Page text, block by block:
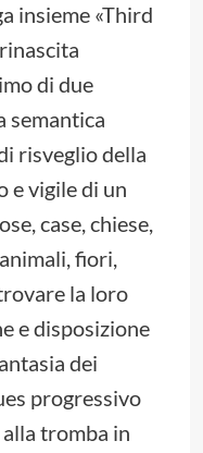
insieme «Third
di due
semantica
risveglio della
e vigile di un
case, chiese,
fiori,
la loro
e disposizione
dei
progressivo
tromba in